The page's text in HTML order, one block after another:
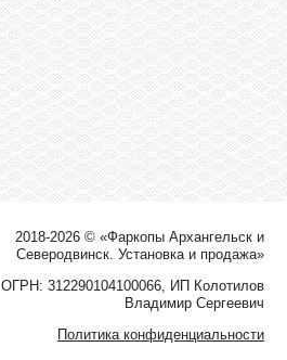
2018-2026 © «Фаркопы Архангельск и
Северодвинск. Установка и продажа»
ОГРН: 312290104100066, ИП Колотилов
Владимир Сергеевич
Политика конфиденциальности